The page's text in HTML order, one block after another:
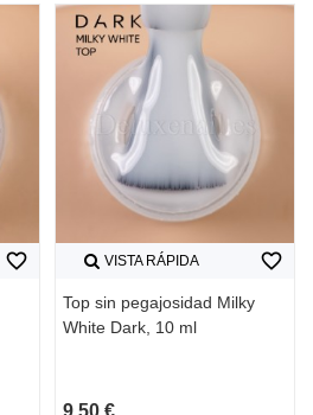
favorite_border VISTA RÁPIDA
Top sin pegajosidad Milky
White Dark, 10 ml
9,50 €
favorite_border